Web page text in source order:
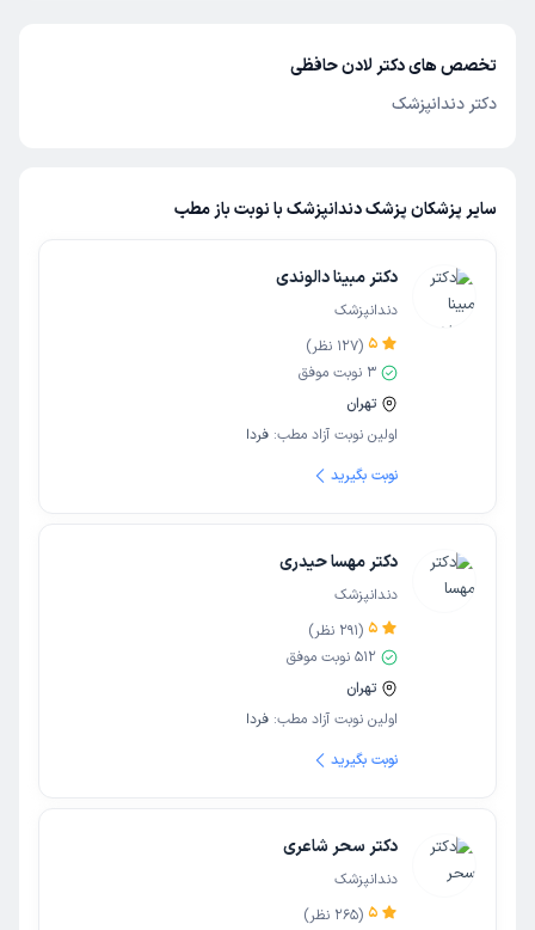
تخصص های دکتر لادن حافظی
دکتر دندانپزشک
سایر پزشکان پزشک دندانپزشک با نوبت باز مطب
دکتر مبینا دالوندی
دندانپزشک
5
(
127 نظر)
3 نوبت موفق
تهران
اولین نوبت آزاد مطب: فردا
نوبت بگیرید
دکتر مهسا حیدری
دندانپزشک
5
(
291 نظر)
512 نوبت موفق
تهران
اولین نوبت آزاد مطب: فردا
نوبت بگیرید
دکتر سحر شاعری
دندانپزشک
5
(
265 نظر)